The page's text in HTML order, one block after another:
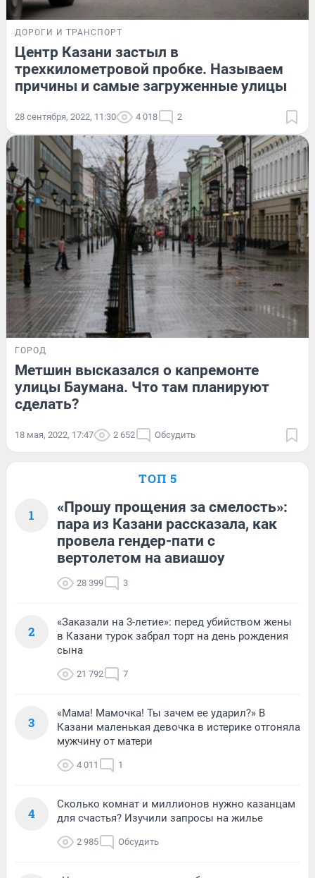
ДОРОГИ И ТРАНСПОРТ
Центр Казани застыл в
трехкилометровой пробке. Называем
причины и самые загруженные улицы
28 сентября, 2022, 11:30 4 018 2
ГОРОД
Метшин высказался о капремонте
улицы Баумана. Что там планируют
сделать?
18 мая, 2022, 17:47 2 652 Обсудить
ТОП 5
1
«Прошу прощения за смелость»:
пара из Казани рассказала, как
провела гендер-пати с
вертолетом на авиашоу
28 399 3
2
«Заказали на 3-летие»: перед убийством жены
в Казани турок забрал торт на день рождения
сына
21 792 7
3
«Мама! Мамочка! Ты зачем ее ударил?» В
Казани маленькая девочка в истерике отгоняла
мужчину от матери
4 011 1
4
Сколько комнат и миллионов нужно казанцам
для счастья? Изучили запросы на жилье
2 985 Обсудить